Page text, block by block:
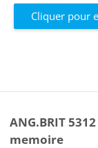
Cliquer pour
ANG.BRIT
memoire